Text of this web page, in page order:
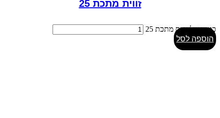
זווית מתכת 25
כמות של זווית מתכת 25
הוספה לסל